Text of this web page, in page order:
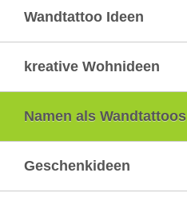
Wandtattoo Ideen
kreative Wohnideen
Namen als Wandtattoos
Geschenkideen